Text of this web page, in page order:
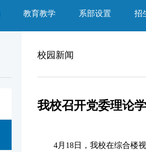
教育教学 系部设置 招
校园新闻
我校召开党委理论
4月18日，我校在综合楼